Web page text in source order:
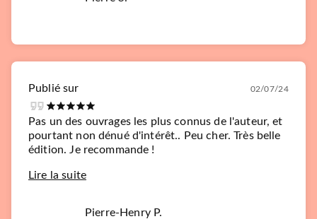
Publié sur 02/07/24
Pas un des ouvrages les plus connus de l'auteur, et
pourtant non dénué d'intérêt.. Peu cher. Très belle
édition. Je recommande !
Lire la suite
Pierre-Henry P.